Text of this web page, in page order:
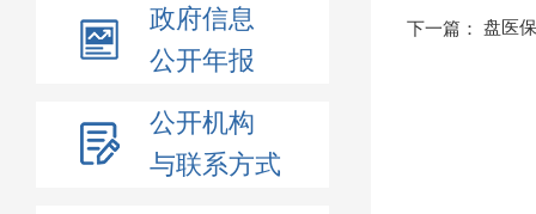
政府信息
公开年报
公开机构
与联系方式
下一篇： 盘医